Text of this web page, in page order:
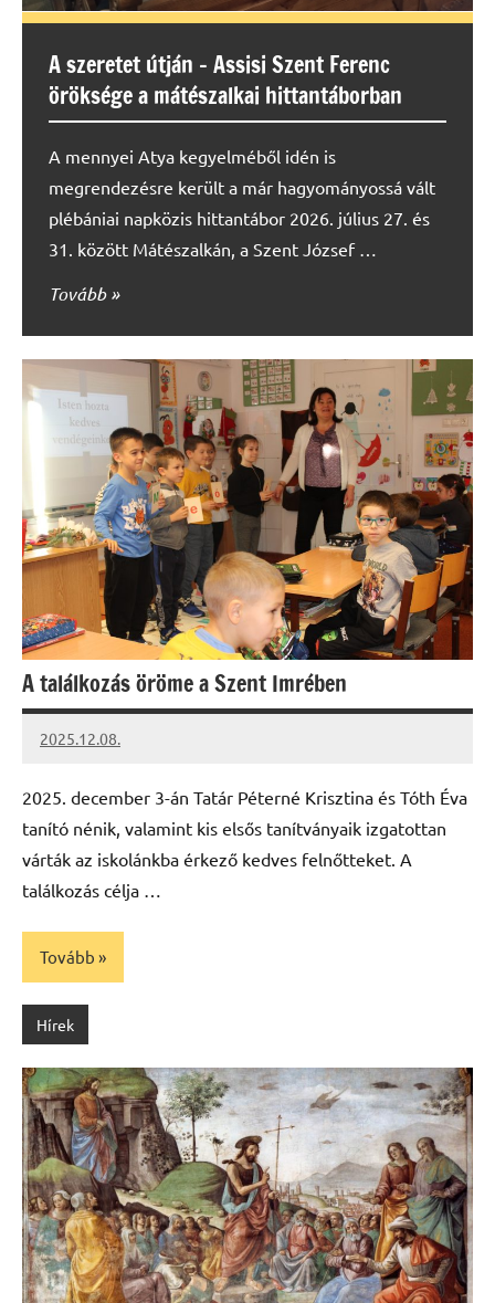
A szeretet útján – Assisi Szent Ferenc
öröksége a mátészalkai hittantáborban
A mennyei Atya kegyelméből idén is
megrendezésre került a már hagyományossá vált
plébániai napközis hittantábor 2026. július 27. és
31. között Mátészalkán, a Szent József …
Tovább
A találkozás öröme a Szent Imrében
2025.12.08.
Leiszt
2025. december 3-án Tatár Péterné Krisztina és Tóth Éva
tanító nénik, valamint kis elsős tanítványaik izgatottan
várták az iskolánkba érkező kedves felnőtteket. A
találkozás célja …
Tovább
Hírek